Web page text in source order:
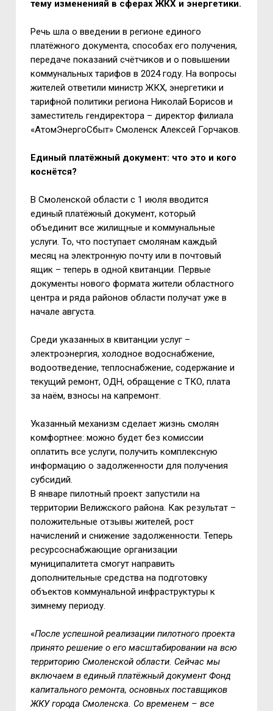
тему измененияй в сферах ЖКХ и энергетики.
Речь шла о введении в регионе единого
платёжного документа, способах его получения,
передаче показаний счётчиков и о повышении
коммунальных тарифов в 2024 году. На вопросы
жителей ответили министр ЖКХ, энергетики и
тарифной политики региона Николай Борисов и
заместитель гендиректора – директор филиала
«АтомЭнергоСбыт» Смоленск Алексей Горчаков.
Единый платёжный документ: что это и кого
коснётся?
В Смоленской области с 1 июля вводится
единый платёжный документ, который
объединит все жилищные и коммунальные
услуги. То, что поступает смолянам каждый
месяц на электронную почту или в почтовый
ящик – теперь в одной квитанции. Первые
документы нового формата жители областного
центра и ряда районов области получат уже в
начале августа.
Среди указанных в квитанции услуг –
электроэнергия, холодное водоснабжение,
водоотведение, теплоснабжение, содержание и
текущий ремонт, ОДН, обращение с ТКО, плата
за наём, взносы на капремонт.
Указанный механизм сделает жизнь смолян
комфортнее: можно будет без комиссии
оплатить все услуги, получить комплексную
информацию о задолженности для получения
субсидий.
В январе пилотный проект запустили на
территории Велижского района. Как результат –
положительные отзывы жителей, рост
начислений и снижение задолженности. Теперь
ресурсоснабжающие организации
муниципалитета смогут направить
дополнительные средства на подготовку
объектов коммунальной инфраструктуры к
зимнему периоду.
«После успешной реализации пилотного проекта
принято решение о его масштабировании на всю
территорию Смоленской области. Сейчас мы
включаем в единый платёжный документ Фонд
капитального ремонта, основных поставщиков
ЖКУ города Смоленска. Со временем – все